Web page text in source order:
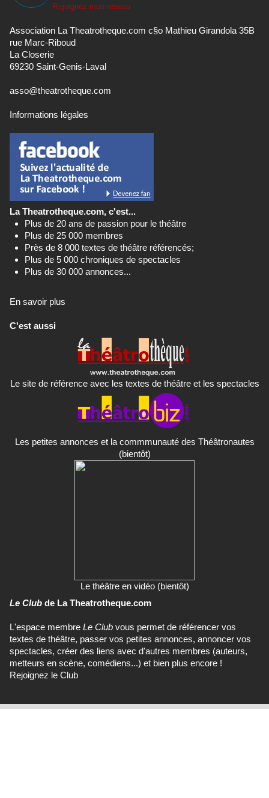
Rejoignez mon réseau
Association La Theatrotheque.com c§o Mathieu Girandola 35B
rue Marc-Riboud
La Closerie
69230 Saint-Genis-Laval
asso@theatrotheque.com
Informations légales
La Theatrotheque.com, c'est...
Plus de 20 ans de passion pour le théâtre
Plus de 25 000 membres
Près de 8 000 textes de théâtre référencés;
Plus de 5 000 chroniques de spectacles
Plus de 30 000 annonces...
En savoir plus
C'est aussi
Le site de référence avec les textes de théâtre et les spectacles
Les petites annonces et la commmunauté des Théâtronautes
(bientôt)
Le théâtre en vidéo (bientôt)
Le Club de La Theatrotheque.com
L'espace membre Le Club vous permet de référencer vos
textes de théâtre, passer vos petites annonces, annoncer vos
spectacles, créer des liens avec d'autres membres (auteurs,
metteurs en scène, comédiens...) et bien plus encore !
Rejoignez le Club